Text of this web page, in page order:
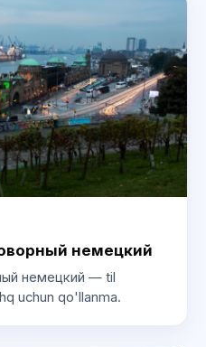
немецкий
немецкий — til
uchun qo'llanma.